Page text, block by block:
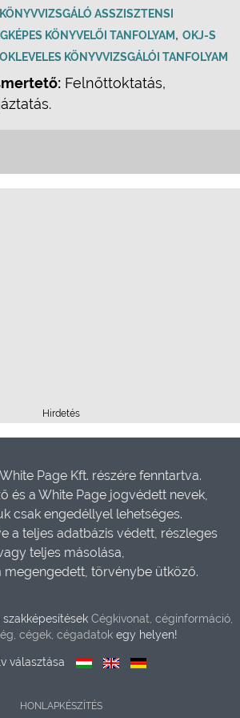
KÖNYVVIZSGÁLÓ ASSZISZTENSI
KÖNYVELŐI TANFOLYAM, OKJ-S
OKLEVELES KÖNYVVIZSGÁLÓI TANFOLYAM
Felnőttoktatás,
Hirdetés
Page Kft. részére fenntartva.
és a White Page jogvédett nevek,
csak engedéllyel lehetséges.
a teljes adatbázis védett, részleges
teljes másolása,
megengedett, törvénybe ütköző.
Cégkivonat, céginformáció,
cégek, cégadatok egy helyen!
választása
HONLAPKÉSZÍTÉS